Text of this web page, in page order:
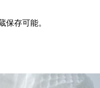
保存可能。